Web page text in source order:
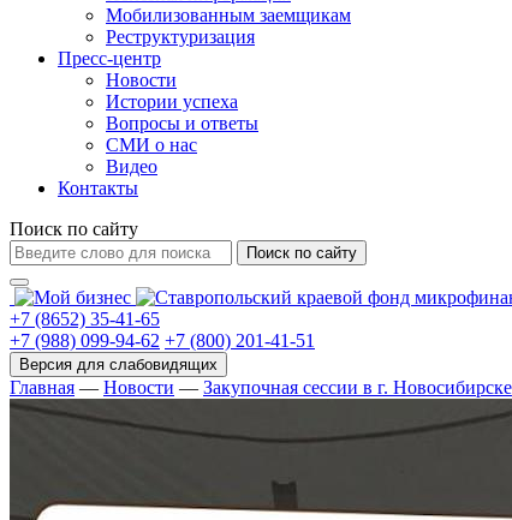
Мобилизованным заемщикам
Реструктуризация
Пресс-центр
Новости
Истории успеха
Вопросы и ответы
СМИ о нас
Видео
Контакты
Поиск по сайту
Поиск по сайту
+7 (8652) 35-41-65
+7 (988) 099-94-62 +7 (800) 201-41-51
Главная — Новости — Закупочная сессии в г. Новосибирске